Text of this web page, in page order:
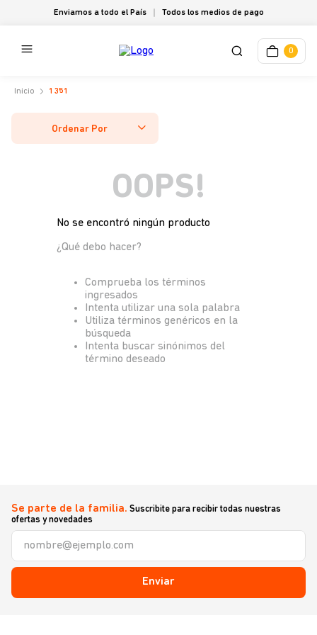
Enviamos a todo el País Todos los medios de pago
0
1351
Ordenar Por
OOPS!
No se encontró ningún producto
¿Qué debo hacer?
Comprueba los términos
ingresados
Intenta utilizar una sola palabra
Utiliza términos genéricos en la
búsqueda
Intenta buscar sinónimos del
término deseado
Se parte de la familia. Suscribite para recibir todas nuestras
ofertas y novedades
Enviar